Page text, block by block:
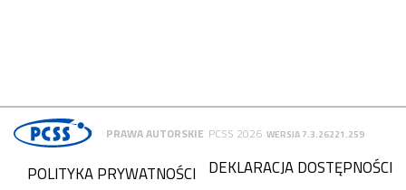
PRAWA AUTORSKIE PCSS 2026 WERSJA 7.3.26221.259
DEKLARACJA DOSTĘPNOŚCI
POLITYKA PRYWATNOŚCI